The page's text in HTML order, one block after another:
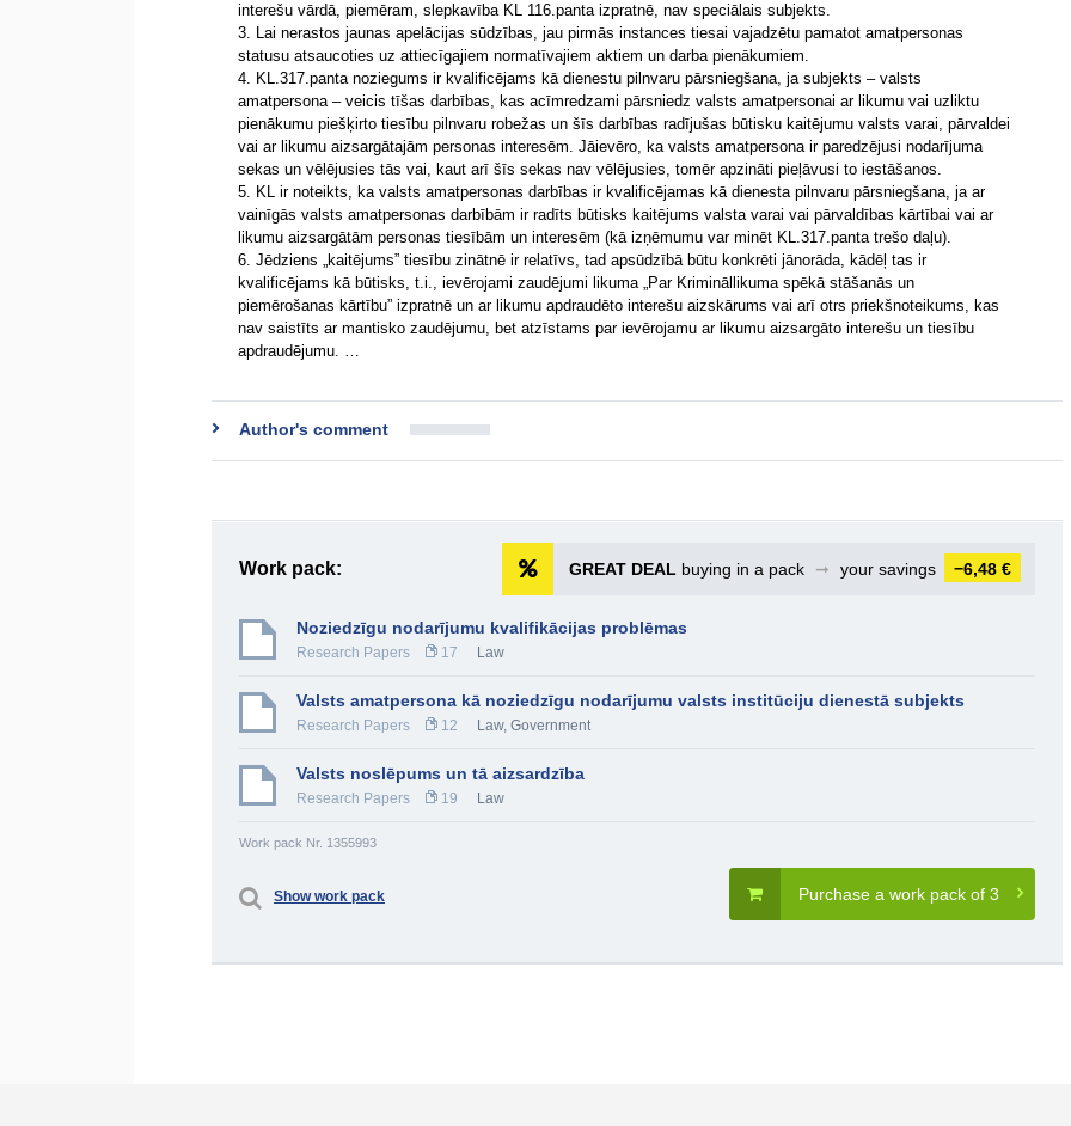
interešu vārdā, piemēram, slepkavība KL 116.panta izpratnē, nav speciālais subjekts.
3. Lai nerastos jaunas apelācijas sūdzības, jau pirmās instances tiesai vajadzētu pamatot amatpersonas
statusu atsaucoties uz attiecīgajiem normatīvajiem aktiem un darba pienākumiem.
4. KL.317.panta noziegums ir kvalificējams kā dienestu pilnvaru pārsniegšana, ja subjekts – valsts
amatpersona – veicis tīšas darbības, kas acīmredzami pārsniedz valsts amatpersonai ar likumu vai uzliktu
pienākumu piešķirto tiesību pilnvaru robežas un šīs darbības radījušas būtisku kaitējumu valsts varai, pārvaldei
vai ar likumu aizsargātajām personas interesēm. Jāievēro, ka valsts amatpersona ir paredzējusi nodarījuma
sekas un vēlējusies tās vai, kaut arī šīs sekas nav vēlējusies, tomēr apzināti pieļāvusi to iestāšanos.
5. KL ir noteikts, ka valsts amatpersonas darbības ir kvalificējamas kā dienesta pilnvaru pārsniegšana, ja ar
vainīgās valsts amatpersonas darbībām ir radīts būtisks kaitējums valsta varai vai pārvaldības kārtībai vai ar
likumu aizsargātām personas tiesībām un interesēm (kā izņēmumu var minēt KL.317.panta trešo daļu).
6. Jēdziens „kaitējums” tiesību zinātnē ir relatīvs, tad apsūdzībā būtu konkrēti jānorāda, kādēļ tas ir
kvalificējams kā būtisks, t.i., ievērojami zaudējumi likuma „Par Krimināllikuma spēkā stāšanās un
piemērošanas kārtību” izpratnē un ar likumu apdraudēto interešu aizskārums vai arī otrs priekšnoteikums, kas
nav saistīts ar mantisko zaudējumu, bet atzīstams par ievērojamu ar likumu aizsargāto interešu un tiesību
apdraudējumu. …
Author's comment
Work pack: GREAT DEAL buying in a pack ➞ your savings −6,48 €
Noziedzīgu nodarījumu kvalifikācijas problēmas
Research Papers 17 Law
Valsts amatpersona kā noziedzīgu nodarījumu valsts institūciju dienestā subjekts
Research Papers 12 Law, Government
Valsts noslēpums un tā aizsardzība
Research Papers 19 Law
Work pack Nr. 1355993
Purchase a work pack of 3
Show work pack